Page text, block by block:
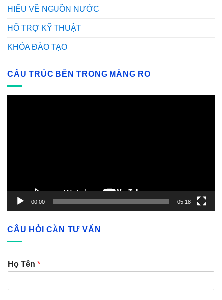
HIỂU VỀ NGUỒN NƯỚC
HỖ TRỢ KỸ THUẬT
KHÓA ĐÀO TẠO
CẤU TRÚC BÊN TRONG MÀNG RO
00:00 05:18
CÂU HỎI CẦN TƯ VẤN
Họ Tên *